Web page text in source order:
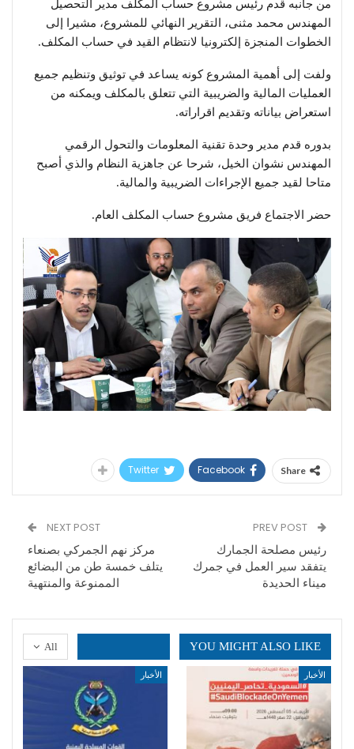
من جانبه قدم رئيس مشروع حساب المكلف مدير التحصيل
المهندس محمد مثنى، التقرير النهائي للمشروع، مشيرا إلى
الخطوات المنجزة إلكترونيا لانتظام القيد في حساب المكلف.
ولفت إلى أهمية المشروع كونه يساعد في توثيق وتنظيم جميع
العمليات المالية والضريبية التي تتعلق بالمكلف ويمكنه من
استعراض بياناته وتقديم اقراراته.
بدوره قدم مدير وحدة تقنية المعلومات والتحول الرقمي
المهندس نشوان الخيل، شرحا عن جاهزية النظام والذي أصبح
متاحا لقيد جميع الإجراءات الضريبية والمالية.
حضر الاجتماع فريق مشروع حساب المكلف العام.
Share
Facebook
Twitter
رئيس مصلحة الجمارك
يتفقد سير العمل في جمرك
ميناء الحديدة
NEXT POST
مركز نهم الجمركي بصنعاء
يتلف خمسة طن من البضائع
الممنوعة والمنتهية
All YOU MIGHT ALSO LIKE
الأخبار الأخبار